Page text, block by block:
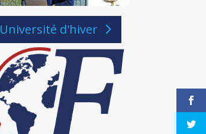
Université d'hiver